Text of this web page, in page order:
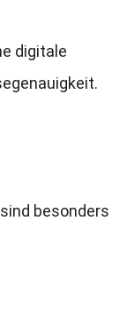
digitale
.
besonders